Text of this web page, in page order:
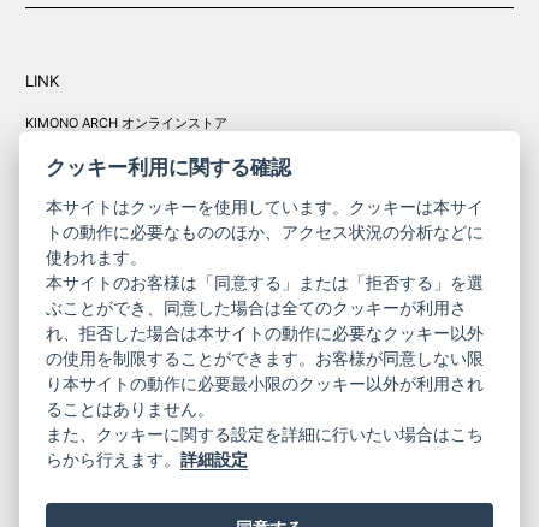
LINK
KIMONO ARCH オンラインストア
コーポレート
サイト
きものやまと振
袖
サイト
ニュースレター
ご利用案内
お問い合わせ
プライバシーポリシー
特定商取引法に基づく表記
ご利用規約
クッキー利用に関する確認
本サイトはクッキーを使用しています。クッキーは本サイ
トの動作に必要なもののほか、アクセス状況の分析などに
使われます。
本サイトのお客様は「同意する」または「拒否する」を選
ぶことができ、同意した場合は全てのクッキーが利用さ
れ、拒否した場合は本サイトの動作に必要なクッキー以外
の使用を制限することができます。お客様が同意しない限
り本サイトの動作に必要最小限のクッキー以外が利用され
ることはありません。
また、クッキーに関する設定を詳細に行いたい場合はこち
らから行えます。詳細設定